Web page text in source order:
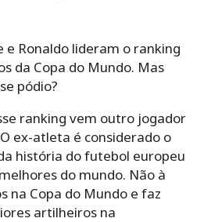
e Ronaldo lideram o ranking
da Copa do Mundo. Mas
pódio?
ranking vem outro jogador
ex-atleta é considerado o
história do futebol europeu
do mundo. Não à
na Copa do Mundo e faz
artilheiros na